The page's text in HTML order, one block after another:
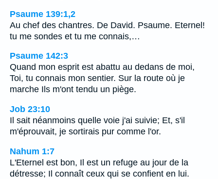
Psaume 139:1,2
Au chef des chantres. De David. Psaume. Eternel!
tu me sondes et tu me connais,…
Psaume 142:3
Quand mon esprit est abattu au dedans de moi,
Toi, tu connais mon sentier. Sur la route où je
marche Ils m'ont tendu un piège.
Job 23:10
Il sait néanmoins quelle voie j'ai suivie; Et, s'il
m'éprouvait, je sortirais pur comme l'or.
Nahum 1:7
L'Eternel est bon, Il est un refuge au jour de la
détresse; Il connaît ceux qui se confient en lui.